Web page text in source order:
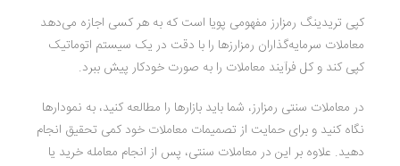
کپی تریدینگ رمزارز مفهومی پویا است که به هر کسی اجازه می‌دهد
معاملات سرمایه‌گذاران رمزارزها را با دقت در یک سیستم اتوماتیک
کپی کند و کل فرآیند معاملات را به صورت خودکار پیش ببرد.
در معاملات سنتی رمزارز، شما باید بازارها را مطالعه کنید، به نمودارها
نگاه کنید و برای حمایت از تصمیمات معاملات خود کمی تحقیق انجام
دهید. علاوه بر این در معاملات سنتی، پس از انجام معامله خرید یا